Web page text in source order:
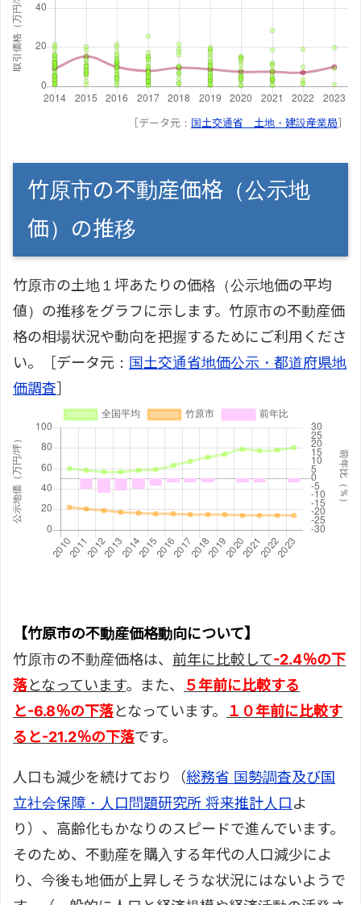
［データ元： 国土交通省 土地・建設産業局］
竹原市の不動産価格（公示地
価）の推移
竹原市の土地１坪あたりの価格（公示地価の平均
値）の推移をグラフに示します。竹原市の不動産価
格の相場状況や動向を把握するためにご利用くださ
い。［データ元： 国土交通省地価公示・都道府県地
価調査
【竹原市の不動産価格動向について】
竹原市の不動産価格は、 前年に比較して-2.4％の下
落となっています。また、
５年前に比較する
と-6.8％の下落となっています。
１０年前に比較す
ると-21.2％の下落です。
人口も減少を続けており（総務省 国勢調査及び国
立社会保障・人口問題研究所 将来推計人口よ
り）、高齢化もかなりのスピードで進んでいます。
そのため、不動産を購入する年代の人口減少によ
り、今後も地価が上昇しそうな状況にはないようで